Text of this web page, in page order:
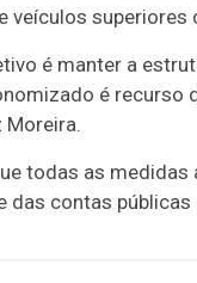
superiores
é manter a
é recurso
Moreira.
todas as
contas